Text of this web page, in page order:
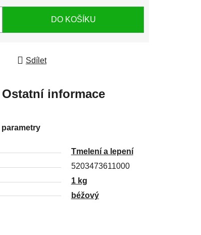
DO KOŠÍKU
Sdílet
Ostatní informace
Tmelení a lepení
5203473611000
1 kg
béžový